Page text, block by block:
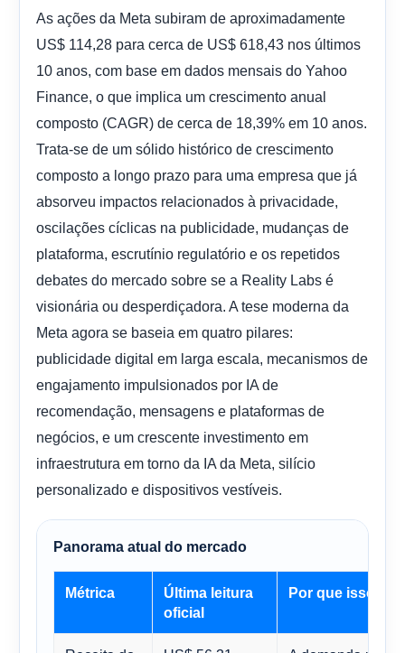
As ações da Meta subiram de aproximadamente
US$ 114,28 para cerca de US$ 618,43 nos últimos
10 anos, com base em dados mensais do Yahoo
Finance, o que implica um crescimento anual
composto (CAGR) de cerca de 18,39% em 10 anos.
Trata-se de um sólido histórico de crescimento
composto a longo prazo para uma empresa que já
absorveu impactos relacionados à privacidade,
oscilações cíclicas na publicidade, mudanças de
plataforma, escrutínio regulatório e os repetidos
debates do mercado sobre se a Reality Labs é
visionária ou desperdiçadora. A tese moderna da
Meta agora se baseia em quatro pilares:
publicidade digital em larga escala, mecanismos de
engajamento impulsionados por IA de
recomendação, mensagens e plataformas de
negócios, e um crescente investimento em
infraestrutura em torno da IA ​​da Meta, silício
personalizado e dispositivos vestíveis.
Panorama atual do mercado
Métrica
Última leitura
oficial
Por que isso